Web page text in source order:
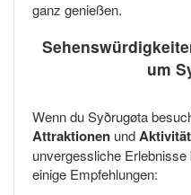
ganz genießen.
um
Wenn du Syðrugøta
Attraktionen und
unvergessliche
einige Empfehlungen: